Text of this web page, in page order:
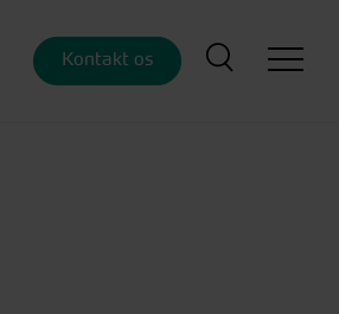
Kontakt os